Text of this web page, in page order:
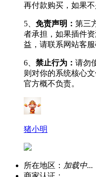
再付款购买，如果
5、 免责声明： 第三
者承担，如果插件
益，请联系网站客服
6、 禁止行为： 请勿
则对你的系统核心
官方概不负责。
猪小明
所在地区： 加载中...